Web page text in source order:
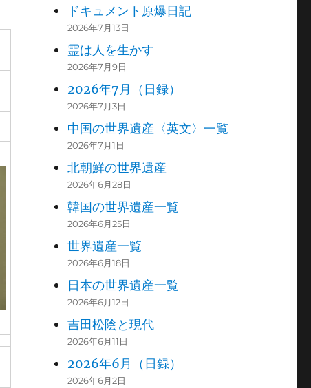
ドキュメント原爆日記
2026年7月13日
霊は人を生かす
2026年7月9日
2026年7月（日録）
2026年7月3日
中国の世界遺産〈英文〉一覧
2026年7月1日
北朝鮮の世界遺産
2026年6月28日
韓国の世界遺産一覧
2026年6月25日
世界遺産一覧
2026年6月18日
日本の世界遺産一覧
2026年6月12日
吉田松陰と現代
2026年6月11日
2026年6月（日録）
2026年6月2日